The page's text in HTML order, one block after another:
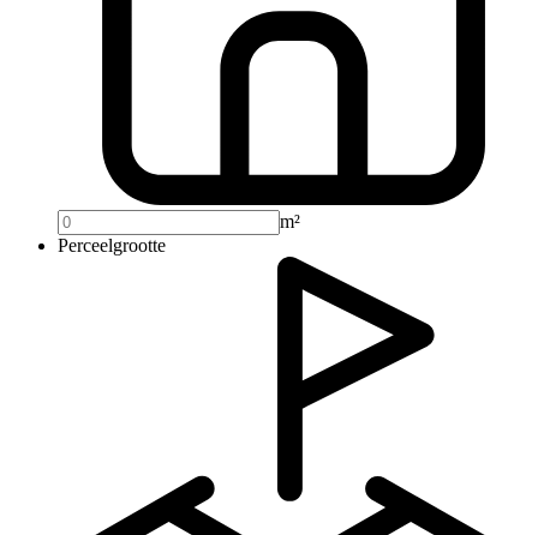
m²
Perceelgrootte